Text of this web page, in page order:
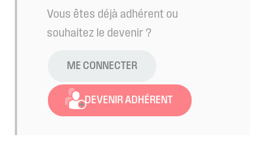
Vous êtes déjà adhérent ou
souhaitez le devenir ?
ME CONNECTER
DEVENIR ADHÉRENT